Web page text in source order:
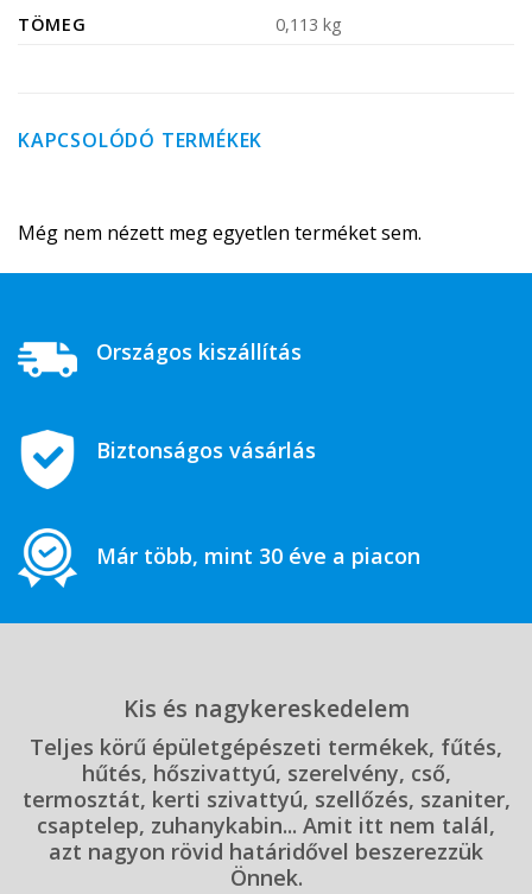
TÖMEG 0,113 kg
KAPCSOLÓDÓ TERMÉKEK
Még nem nézett meg egyetlen terméket sem.
Országos kiszállítás
Biztonságos vásárlás
Már több, mint 30 éve a piacon
Kis és nagykereskedelem
Teljes körű épületgépészeti termékek, fűtés,
hűtés, hőszivattyú, szerelvény, cső,
termosztát, kerti szivattyú, szellőzés, szaniter,
csaptelep, zuhanykabin... Amit itt nem talál,
azt nagyon rövid határidővel beszerezzük
Önnek.